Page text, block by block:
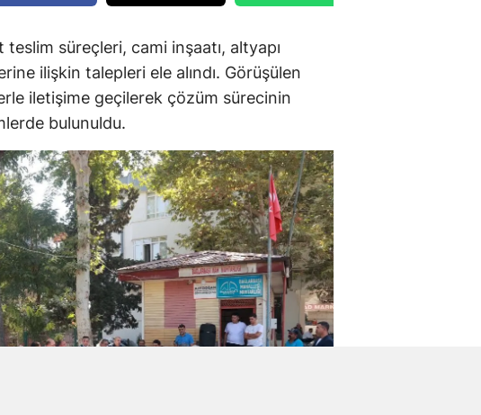
süreçleri, cami inşaatı, altyapı
ilişkin talepleri ele alındı. Görüşülen
iletişime geçilerek çözüm sürecinin
bulunuldu.